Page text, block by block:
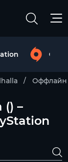
Оффлайн
() –